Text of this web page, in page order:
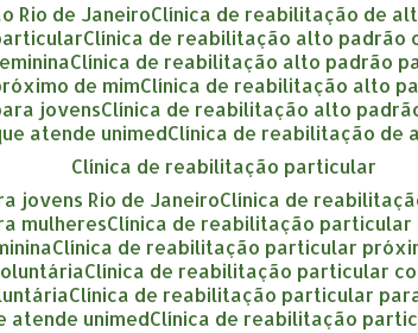
Rio de Janeiro clínica de reabilitação de
clínica de reabilitação alto padrão
clínica de reabilitação alto padrão
de mim clínica de reabilitação alto
jovens clínica de reabilitação alto
atende unimed clínica de reabilitação de
clínica de reabilitação particular
jovens Rio de Janeiro clínica de
mulheres clínica de reabilitação
clínica de reabilitação particular
clínica de reabilitação particular
clínica de reabilitação particular
atende unimed clínica de reabilitação